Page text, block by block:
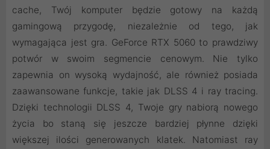
cache, Twój komputer będzie gotowy na każdą
gamingową przygodę, niezależnie od tego, jak
wymagająca jest gra. GeForce RTX 5060 to prawdziwy
potwór w swoim segmencie cenowym. Nie tylko
zapewnia on wysoką wydajność, ale również posiada
zaawansowane funkcje, takie jak DLSS 4 i ray tracing.
Dzięki technologii DLSS 4, Twoje gry nabiorą nowego
życia bo staną się jeszcze bardziej płynne dzięki
większej ilości generowanych klatek. Natomiast ray